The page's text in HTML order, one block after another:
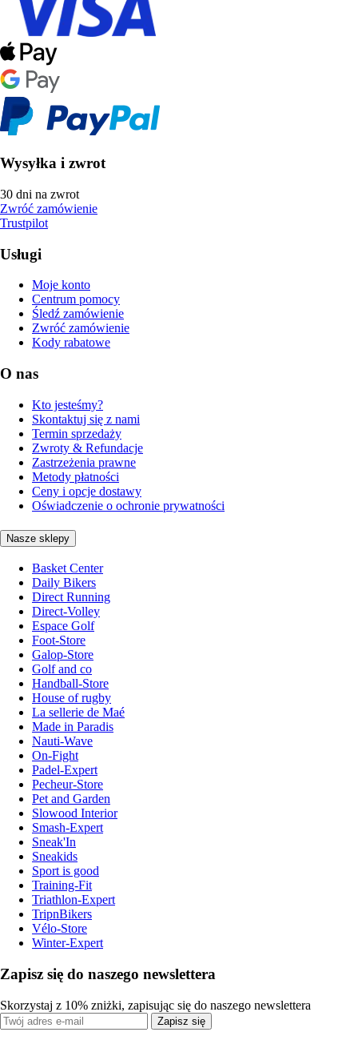
Wysyłka i zwrot
30 dni na zwrot
Zwróć zamówienie
Trustpilot
Usługi
Moje konto
Centrum pomocy
Śledź zamówienie
Zwróć zamówienie
Kody rabatowe
O nas
Kto jesteśmy?
Skontaktuj się z nami
Termin sprzedaży
Zwroty & Refundacje
Zastrzeżenia prawne
Metody płatności
Ceny i opcje dostawy
Oświadczenie o ochronie prywatności
Nasze sklepy
Basket Center
Daily Bikers
Direct Running
Direct-Volley
Espace Golf
Foot-Store
Galop-Store
Golf and co
Handball-Store
House of rugby
La sellerie de Maé
Made in Paradis
Nauti-Wave
On-Fight
Padel-Expert
Pecheur-Store
Pet and Garden
Slowood Interior
Smash-Expert
Sneak'In
Sneakids
Sport is good
Training-Fit
Triathlon-Expert
TripnBikers
Vélo-Store
Winter-Expert
Zapisz się do naszego newslettera
Skorzystaj z 10% zniżki, zapisując się do naszego newslettera
Zapisz się